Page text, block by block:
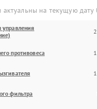
актуальны на текущую дату
управления
противовеса
фильтра